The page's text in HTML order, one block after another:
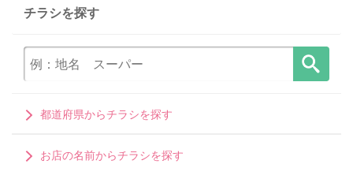
チラシを探す
都道府県からチラシを探す
お店の名前からチラシを探す